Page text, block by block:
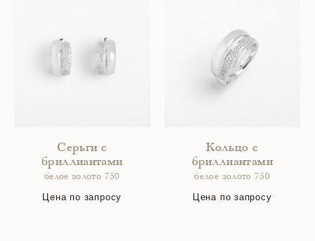
Серьги с
бриллиантами
белое золото 750
Цена по запросу
Кольцо с
бриллиантами
белое золото 750
Цена по запросу